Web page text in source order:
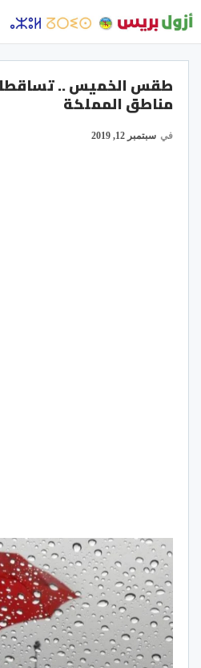
طقس الخميس ..
مناطق المملكة
في سبتمبر 12, 2019